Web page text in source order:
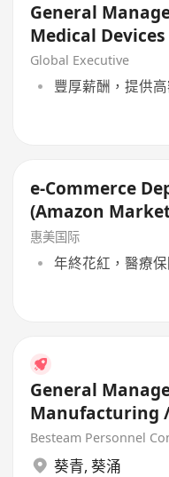
General
Medical Devices
Global Executive
豐厚薪酬，提供
e-Commerce
(Amazon
惠美国际
年終花紅，醫療
General
Manufacturing /
Besteam Personnel
葵青, 葵涌